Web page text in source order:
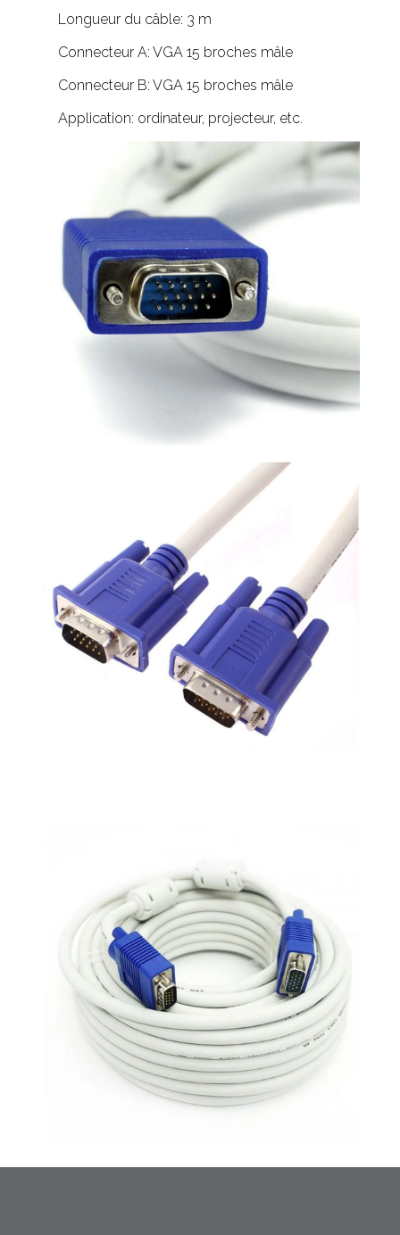
Longueur du câble: 3 m
Connecteur A: VGA 15 broches mâle
Connecteur B: VGA 15 broches mâle
Application: ordinateur, projecteur, etc.